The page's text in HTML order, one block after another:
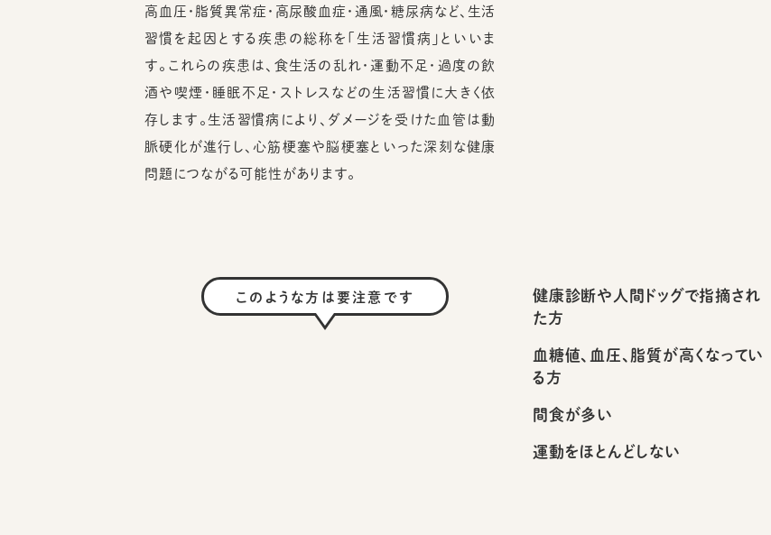
高血圧・脂質異常症・高尿酸血症・通風・糖尿病など、生活
習慣を起因とする疾患の総称を「生活習慣病」といいま
す。これらの疾患は、食生活の乱れ・運動不足・過度の飲
酒や喫煙・睡眠不足・ストレスなどの生活習慣に大きく依
存します。生活習慣病により、ダメージを受けた血管は動
脈硬化が進行し、心筋梗塞や脳梗塞といった深刻な健康
問題につながる可能性があります。
このような方は要注意です
健康診断や人間ドッグで指摘され
た方
血糖値、血圧、脂質が高くなってい
る方
間食が多い
運動をほとんどしない